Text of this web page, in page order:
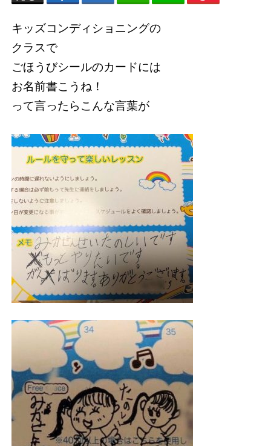
キッズコンディショニングの
クラスで
ごほうびシールのカードには
お名前書こうね！
って言ったらこんな言葉が